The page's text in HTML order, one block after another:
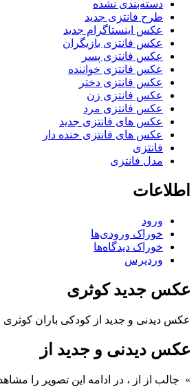
دسته‌بندی نشده
طرح فانتزی جدید
عکس اینستاگرام جدید
عکس فانتزی بازیگران
عکس فانتزی پسر
عکس فانتزی خواننده
عکس فانتزی دختر
عکس فانتزی زن
عکس فانتزی مرد
عکس های فانتزی جدید
عکس های فانتزی خنده دار
فانتزی
مدل فانتزی
اطلاعات
ورود
خوراک ورودی‌ها
خوراک دیدگاه‌ها
وردپرس
عکس جدید کوثری
عکس دیدنی و جدید از کودکی باران کوثری
عکس دیدنی و جدید از
» جالب از از ، در ادامه این تصویر را